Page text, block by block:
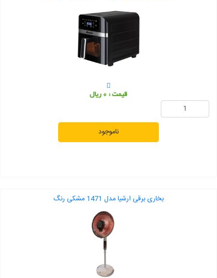
قیمت : 0 ریال
ناموجود
بخاری برقی ارشیا مدل 1471 مشکی رنگ